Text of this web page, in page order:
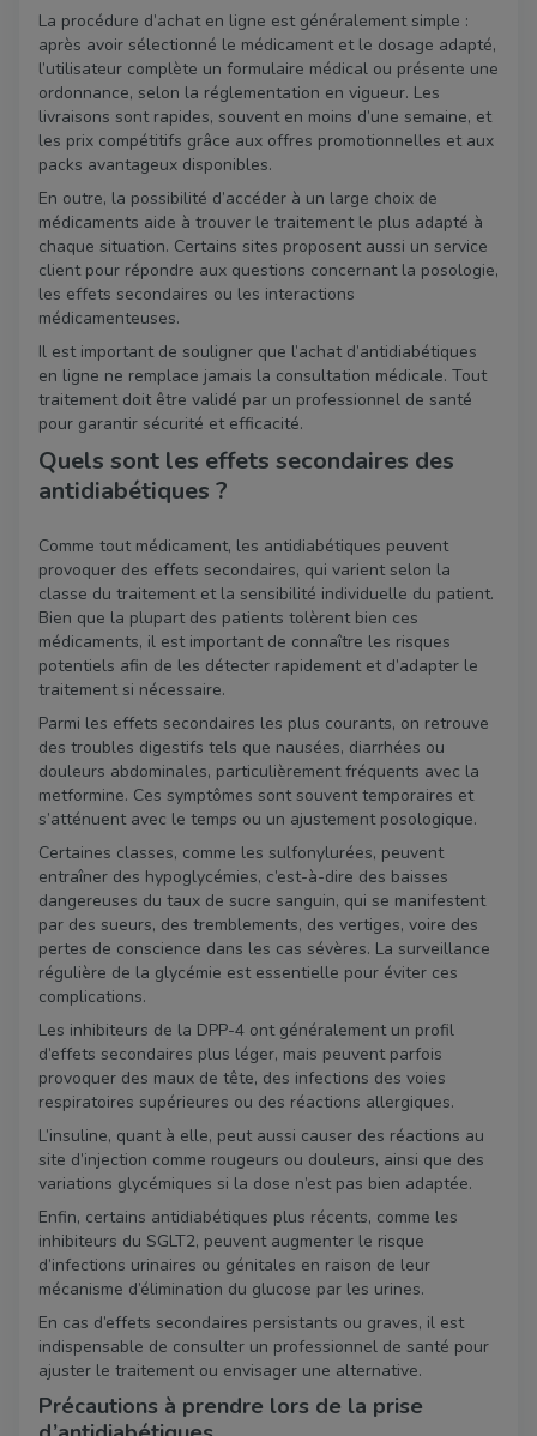
La procédure d’achat en ligne est généralement simple :
après avoir sélectionné le médicament et le dosage adapté,
l’utilisateur complète un formulaire médical ou présente une
ordonnance, selon la réglementation en vigueur. Les
livraisons sont rapides, souvent en moins d’une semaine, et
les prix compétitifs grâce aux offres promotionnelles et aux
packs avantageux disponibles.
En outre, la possibilité d’accéder à un large choix de
médicaments aide à trouver le traitement le plus adapté à
chaque situation. Certains sites proposent aussi un service
client pour répondre aux questions concernant la posologie,
les effets secondaires ou les interactions
médicamenteuses.
Il est important de souligner que l’achat d’antidiabétiques
en ligne ne remplace jamais la consultation médicale. Tout
traitement doit être validé par un professionnel de santé
pour garantir sécurité et efficacité.
Quels sont les effets secondaires des
antidiabétiques ?
Comme tout médicament, les antidiabétiques peuvent
provoquer des effets secondaires, qui varient selon la
classe du traitement et la sensibilité individuelle du patient.
Bien que la plupart des patients tolèrent bien ces
médicaments, il est important de connaître les risques
potentiels afin de les détecter rapidement et d’adapter le
traitement si nécessaire.
Parmi les effets secondaires les plus courants, on retrouve
des troubles digestifs tels que nausées, diarrhées ou
douleurs abdominales, particulièrement fréquents avec la
metformine. Ces symptômes sont souvent temporaires et
s’atténuent avec le temps ou un ajustement posologique.
Certaines classes, comme les sulfonylurées, peuvent
entraîner des hypoglycémies, c’est-à-dire des baisses
dangereuses du taux de sucre sanguin, qui se manifestent
par des sueurs, des tremblements, des vertiges, voire des
pertes de conscience dans les cas sévères. La surveillance
régulière de la glycémie est essentielle pour éviter ces
complications.
Les inhibiteurs de la DPP-4 ont généralement un profil
d’effets secondaires plus léger, mais peuvent parfois
provoquer des maux de tête, des infections des voies
respiratoires supérieures ou des réactions allergiques.
L’insuline, quant à elle, peut aussi causer des réactions au
site d’injection comme rougeurs ou douleurs, ainsi que des
variations glycémiques si la dose n’est pas bien adaptée.
Enfin, certains antidiabétiques plus récents, comme les
inhibiteurs du SGLT2, peuvent augmenter le risque
d’infections urinaires ou génitales en raison de leur
mécanisme d’élimination du glucose par les urines.
En cas d’effets secondaires persistants ou graves, il est
indispensable de consulter un professionnel de santé pour
ajuster le traitement ou envisager une alternative.
Précautions à prendre lors de la prise